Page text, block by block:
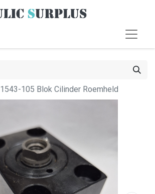
1543-105 Blok Cilinder Roemheld